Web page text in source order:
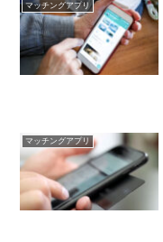
マッチングアプリ
マッチングアプリ